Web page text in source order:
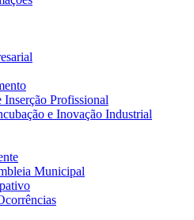
Inserção Profissional
e Inovação Industrial
Municipal